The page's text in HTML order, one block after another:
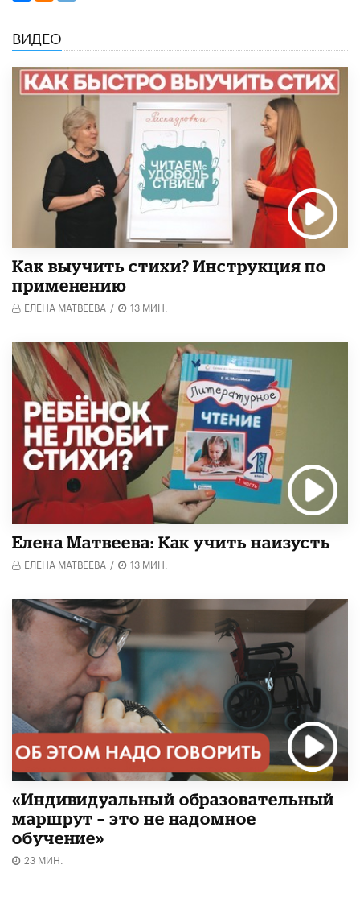
ВИДЕО
Как выучить стихи? Инструкция по
применению
ЕЛЕНА МАТВЕЕВА / 13 МИН.
Елена Матвеева: Как учить наизусть
ЕЛЕНА МАТВЕЕВА / 13 МИН.
«Индивидуальный образовательный
маршрут – это не надомное
обучение»
23 МИН.